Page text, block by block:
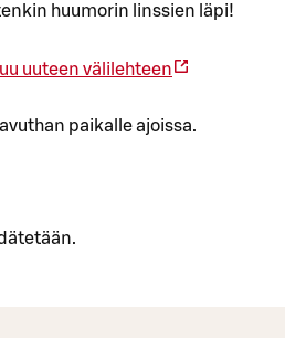
huumorin linssien läpi!
uuteen välilehteen
paikalle ajoissa.